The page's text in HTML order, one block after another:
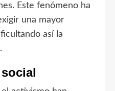
Este fenómeno ha
una mayor
así la